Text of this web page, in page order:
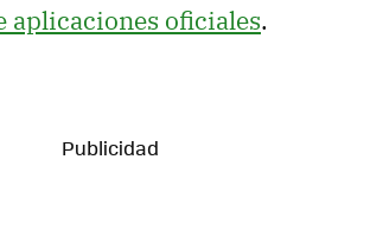
aplicaciones oficiales.